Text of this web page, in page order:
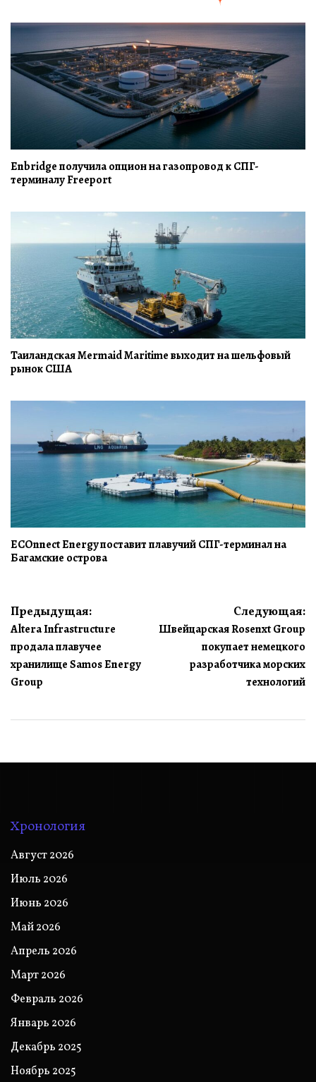
Enbridge получила опцион на газопровод к СПГ-
терминалу Freeport
Таиландская Mermaid Maritime выходит на шельфовый
рынок США
ECOnnect Energy поставит плавучий СПГ-терминал на
Багамские острова
Навигация
по
записям
Предыдущая:
Altera Infrastructure
продала плавучее
хранилище Samos Energy
Group
Следующая:
Швейцарская Rosenxt Group
покупает немецкого
разработчика морских
технологий
Хронология
Август 2026
Июль 2026
Июнь 2026
Май 2026
Апрель 2026
Март 2026
Февраль 2026
Январь 2026
Декабрь 2025
Ноябрь 2025